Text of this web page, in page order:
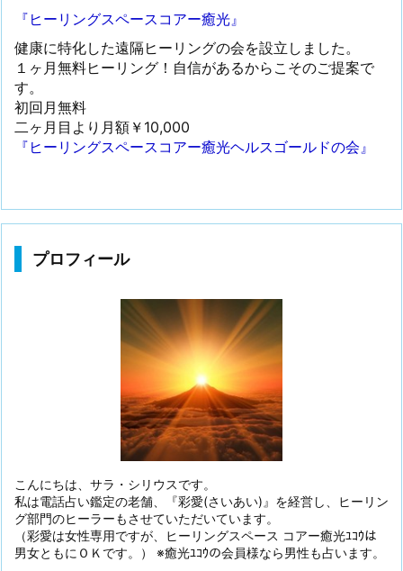
『ヒーリングスペースコアー癒光』
健康に特化した遠隔ヒーリングの会を設立しました。
１ヶ月無料ヒーリング！自信があるからこそのご提案で
す。
初回月無料
二ヶ月目より月額￥10,000
『ヒーリングスペースコアー癒光ヘルスゴールドの会』
プロフィール
こんにちは、サラ・シリウスです。
私は電話占い鑑定の老舗、『彩愛(さいあい)』を経営し、ヒーリン
グ部門のヒーラーもさせていただいています。
（彩愛は女性専用ですが、ヒーリングスペース コアー癒光ﾕｺｳは
男女ともにＯＫです。） ※癒光ﾕｺｳの会員様なら男性も占います。